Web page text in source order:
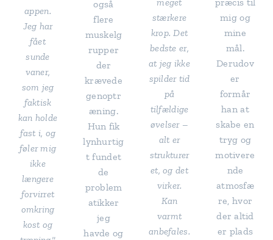
appen.
Jeg har
fået
sunde
vaner,
som jeg
faktisk
kan holde
fast i, og
føler mig
ikke
længere
forvirret
omkring
kost og
også
flere
muskelg
rupper
der
krævede
genoptr
æning.
Hun fik
lynhurtig
t fundet
de
problem
atikker
jeg
havde og
stærkere
krop. Det
bedste er,
at jeg ikke
spilder tid
på
tilfældige
øvelser –
alt er
strukturer
et, og det
virker.
Kan
varmt
anbefales.
mig og
mine
mål.
Derudov
er
formår
han at
skabe en
tryg og
motivere
nde
atmosfæ
re, hvor
der altid
er plads